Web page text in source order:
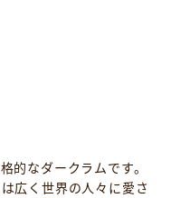
的なダークラムです。
広く世界の人々に愛さ